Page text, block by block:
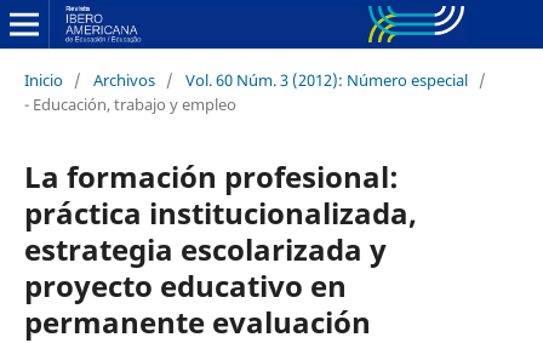
Inicio / Archivos / Vol. 60 Núm. 3 (2012): Número especial /
- Educación, trabajo y empleo
La formación profesional:
práctica institucionalizada,
estrategia escolarizada y
proyecto educativo en
permanente evaluación